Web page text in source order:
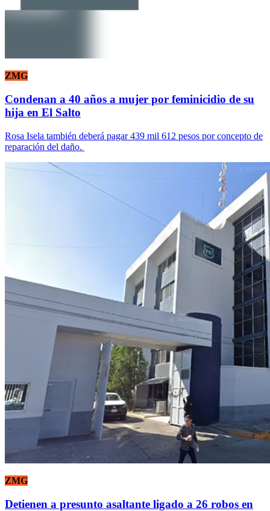
ZMG
Condenan a 40 años a mujer por feminicidio de su
hija en El Salto
Rosa Isela también deberá pagar 439 mil 612 pesos por concepto de
reparación del daño.
ZMG
Detienen a presunto asaltante ligado a 26 robos en